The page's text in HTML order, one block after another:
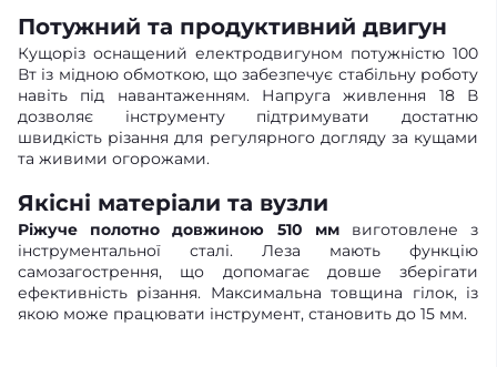
Потужний та продуктивний двигун
Кущоріз оснащений електродвигуном потужністю 100
Вт із мідною обмоткою, що забезпечує стабільну роботу
навіть під навантаженням. Напруга живлення 18 В
дозволяє інструменту підтримувати достатню
швидкість різання для регулярного догляду за кущами
та живими огорожами.
Якісні матеріали та вузли
Ріжуче полотно довжиною 510 ммвиготовлене з
інструментальної сталі. Леза мають функцію
самозагострення, що допомагає довше зберігати
ефективність різання. Максимальна товщина гілок, із
якою може працювати інструмент, становить до 15 мм.